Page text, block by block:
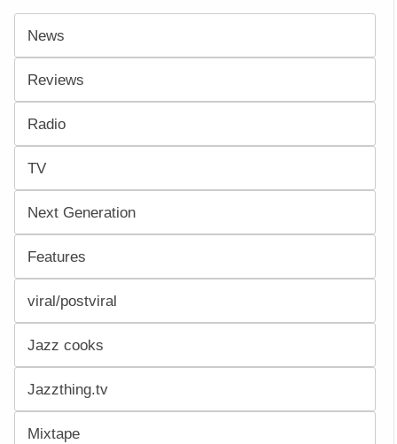
News
Reviews
Radio
TV
Next Generation
Features
viral/postviral
Jazz cooks
Jazzthing.tv
Mixtape